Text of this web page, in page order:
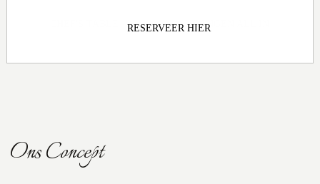
3 GANGEN ALL IN
Ons Concept
RESERVEER HIER